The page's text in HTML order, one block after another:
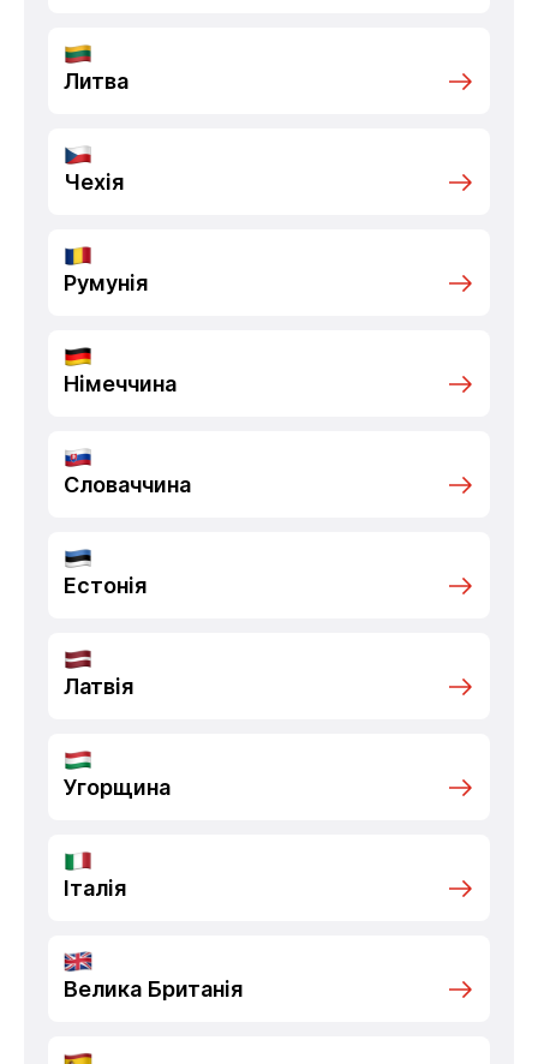
Литва
Чехія
Румунія
Німеччина
Словаччина
Естонія
Латвія
Угорщина
Італія
Велика Британія